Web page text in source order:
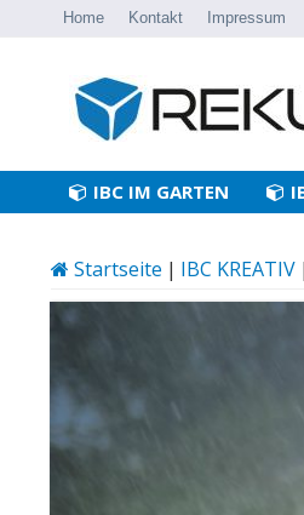
Home Kontakt Impressum
IBC IM GARTEN
Startseite | IBC KREATIV |